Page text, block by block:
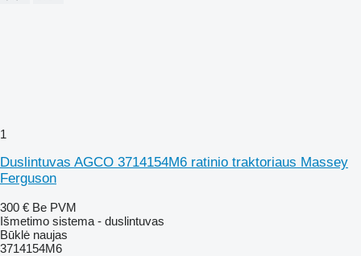
1
Duslintuvas AGCO 3714154M6 ratinio traktoriaus Massey
Ferguson
300 € Be PVM
Išmetimo sistema - duslintuvas
Būklė naujas
3714154M6